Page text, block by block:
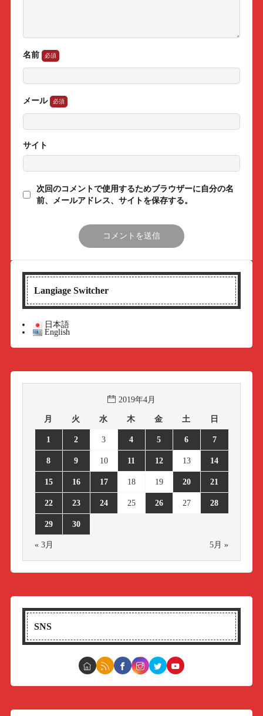
名前
メール
サイト
次回のコメントで使用するためブラウザーに自分の名
前、メールアドレス、サイトを保存する。
Langiage Switcher
日本語
English
2019年4月
月 火 水 木 金 土 日
1 2 3 4 5 6 7
8 9 10 11 12 13 14
15 16 17 18 19 20 21
22 23 24 25 26 27 28
29 30
« 3月 5月 »
SNS